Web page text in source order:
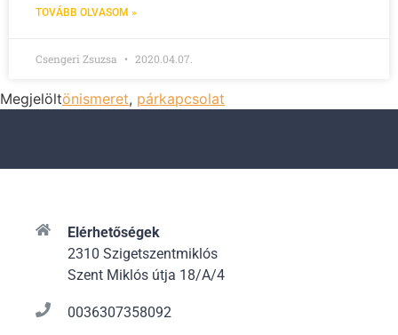
TOVÁBB OLVASOM »
Csengeri Zsuzsa 2020.04.07.
Megjelöltönismeret, párkapcsolat
Elérhetőségek
2310 Szigetszentmiklós
Szent Miklós útja 18/A/4
0036307358092